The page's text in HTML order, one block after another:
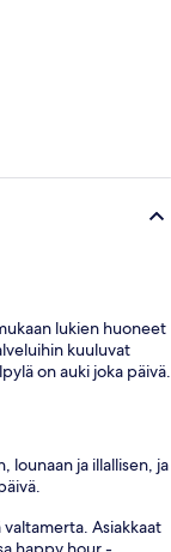
lukien huoneet
kuuluvat
on auki joka päivä.
lounaan ja illallisen, ja
Asiakkaat